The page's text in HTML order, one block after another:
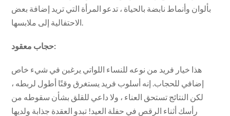
بألوان وأنماط نابضة بالحياة ، تدعو المرأة التي تريد إضافة بعض
حجاب معقود:
هذا خيار فريد من نوعه للنساء اللواتي يرغبن في شيء خاص
إضافي للحجاب. إنه أسلوب فريد يستغرق وقتًا أطول لربطه ،
لكن النتائج تستحق العناء ، ولا داعي للقلق بشأن سقوطه من
رأسك أثناء الرقص في حفلة العيد! تبدو العقدة جذابة ولديها